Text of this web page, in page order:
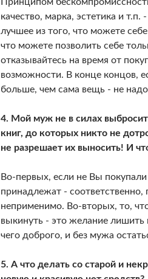
качество, марка, эстетика и т.п.
лучшее из того, что можете
что можете позволить себе
отказывайтесь на время от
возможности. В конце концов,
больше, чем сама вещь - не надо
4. Мой муж не в силах
книг, до которых никто не
не разрешает их выносить! И
Во-первых, если не Вы
принадлежат - соответственно,
неприменимо. Во-вторых, то,
выкинуть - это желание
чего доброго, и без мужа
5. А что делать со старой и